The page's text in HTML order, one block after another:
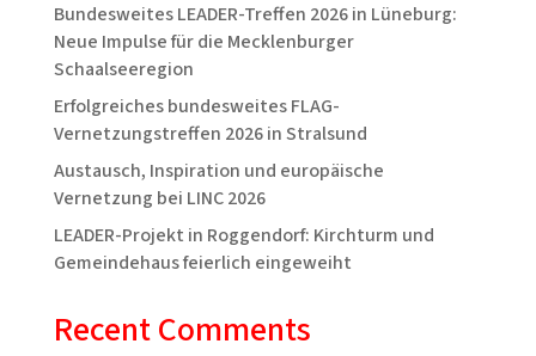
Bundesweites LEADER-Treffen 2026 in Lüneburg:
Neue Impulse für die Mecklenburger
Schaalseeregion
Erfolgreiches bundesweites FLAG-
Vernetzungstreffen 2026 in Stralsund
Austausch, Inspiration und europäische
Vernetzung bei LINC 2026
LEADER-Projekt in Roggendorf: Kirchturm und
Gemeindehaus feierlich eingeweiht
Recent Comments